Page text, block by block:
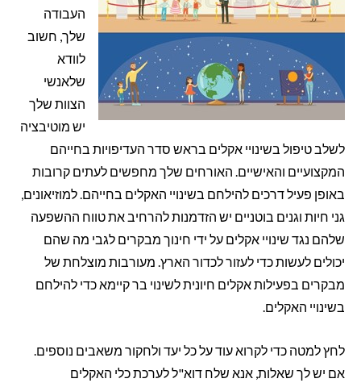
העבודה
שלך, חשוב
לוודא
שלאנשי
הצוות שלך
יש מוטיבציה
לשלב טיפול בשינויי אקלים בראש סדר העדיפויות בחייהם
המקצועיים והאישיים. האורחים שלך מחפשים לעתים קרובות
באופן פעיל דרכים להילחם בשינויי האקלים בחייהם. למוזיאונים,
גני חיות וגנים בוטניים יש הזדמנות להרחיב את טווח ההשפעה
שלהם נגד שינויי אקלים על ידי חינוך מבקרים לגבי מה שהם
יכולים לעשות כדי לעזור לכדור הארץ. מעורבות מוצלחת של
מבקרים בפעילות אקלים חיונית לשינוי בר קיימא כדי להילחם
בשינויי האקלים.
לחץ למטה כדי לקרוא עוד על כל יעד ולחקור משאבים נוספים.
אם יש לך שאלות, אנא שלח דוא"ל לערכת כלי האקלים